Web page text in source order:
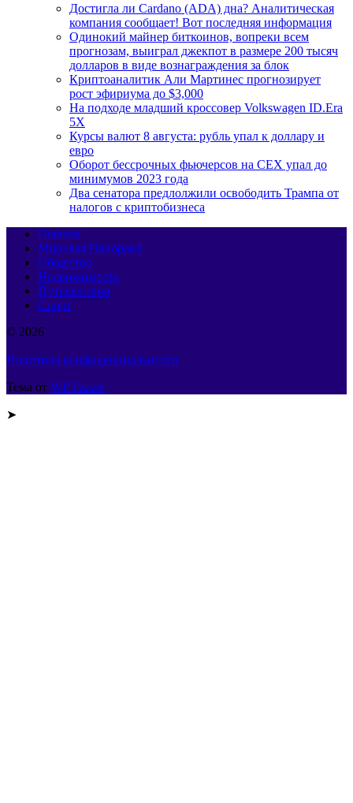
Достигла ли Cardano (ADA) дна? Аналитическая
компания сообщает! Вот последняя информация
Одинокий майнер биткоинов, вопреки всем
прогнозам, выиграл джекпот в размере 200 тысяч
долларов в виде вознаграждения за блок
Криптоаналитик Али Мартинес прогнозирует
рост эфириума до $3,000
На подходе младший кроссовер Volkswagen ID.Era
5X
Курсы валют 8 августа: рубль упал к доллару и
евро
Оборот бессрочных фьючерсов на CEX упал до
минимумов 2023 года
Два сенатора предлолжили освободить Трампа от
налогов с криптобизнеса
Главная
Мировая Панорама
Общество
Недвижимость
Путешествия
Спорт
© 2026
Политика конфиденциальности
Тема от WP Puzzle
➤